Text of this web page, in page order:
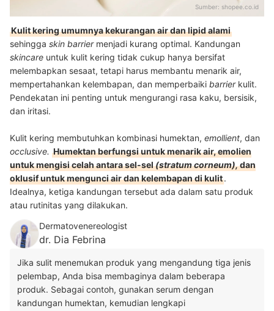
Sumber: shopee.co.id
Kulit kering umumnya kekurangan air dan lipid alami
sehingga skin barrier menjadi kurang optimal. Kandungan
skincare untuk kulit kering tidak cukup hanya bersifat
melembapkan sesaat, tetapi harus membantu menarik air,
mempertahankan kelembapan, dan memperbaiki barrierkulit.
Pendekatan ini penting untuk mengurangi rasa kaku, bersisik,
dan iritasi.
Kulit kering membutuhkan kombinasi humektan, emollient, dan
occlusive. Humektan berfungsi untuk menarik air, emolien
untuk mengisi celah antara sel-sel(stratum corneum),dan
oklusif untuk mengunci air dan kelembapan di kulit.
Idealnya, ketiga kandungan tersebut ada dalam satu produk
atau rutinitas yang dilakukan.
Dermatovenereologist
dr. Dia Febrina
Jika sulit menemukan produk yang mengandung tiga jenis
pelembap, Anda bisa membaginya dalam beberapa
produk. Sebagai contoh, gunakan serum dengan
kandungan humektan, kemudian lengkapi